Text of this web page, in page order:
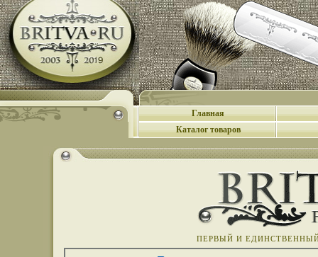
Главная
Каталог товаров
ПЕРВЫЙ И